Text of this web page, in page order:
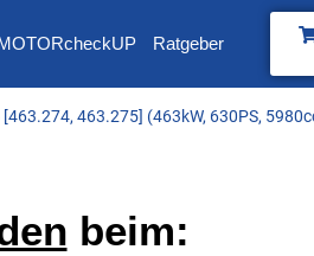
Ratgeber
[463.274, 463.275] (463kW, 630PS,
beim: